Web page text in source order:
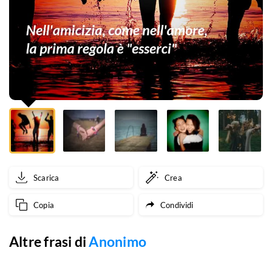
"esserci"
Scarica Crea
Copia Condividi
Altre frasi diAnonimo